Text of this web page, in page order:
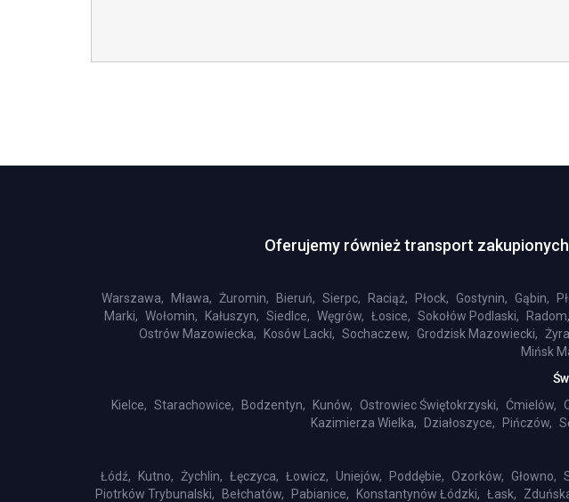
Oferujemy również transport
Warszawa, Mława, Żuromin, Bieruń, Sierpc, Raciąż, Płock, Gostynin, Gąbin,
Marki, Wołomin, Kałuszyn, Siedlce, Węgrów, Łosice, Sokołów Podlaski, Radom,
Ostrów Mazowiecka,
Kosów Lacki, Sochaczew, Grodzisk Mazowiecki,
Mińsk
Kielce, Starachowice, Bodzentyn, Kunów, Ostrowiec Świętokrzyski, Ćmielów,
Kazimierza Wielka,
Działoszyce, Pińczów,
Łódź,
Kutno, Żychlin, Łęczyca, Łowicz, Uniejów, Poddębie, Ozorków, Głowno,
Piotrków Trybunalski,
Bełchatów, Pabianice, Konstantynów Łódzki, Łask,